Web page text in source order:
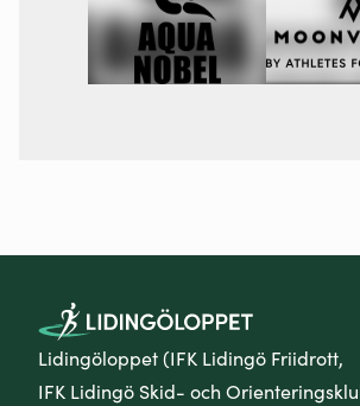
Lidingöloppet (IFK Lidingö Friidrott,
IFK Lidingö Skid- och